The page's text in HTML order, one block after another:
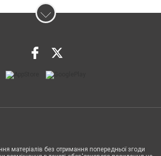
матеріалів без отримання попередньої згоди